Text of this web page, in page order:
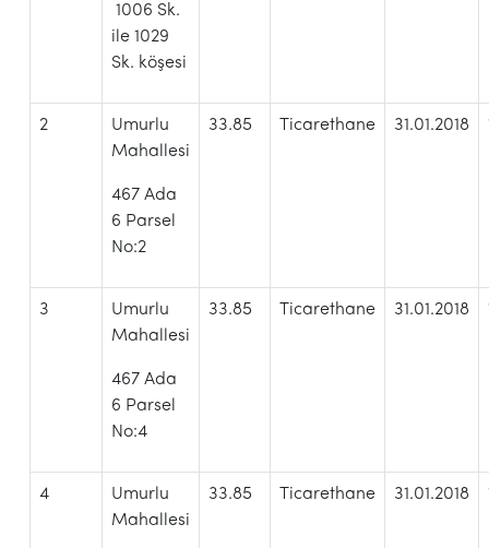
1006 Sk.
ile 1029
Sk. köşesi
2
Umurlu
Mahallesi
467 Ada
6 Parsel
No:2
33.85 Ticarethane 31.01.2018
3
Umurlu
Mahallesi
467 Ada
6 Parsel
No:4
33.85 Ticarethane 31.01.2018
4
Umurlu
Mahallesi
33.85 Ticarethane 31.01.2018